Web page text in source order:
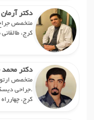
دکتر
متخصص
کرج،
دکتر محمد
متخصص
.جراحی
کرج، چهارراه